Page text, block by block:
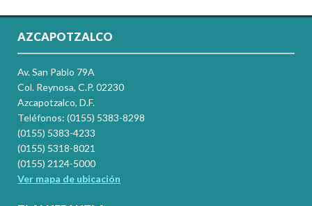
AZCAPOTZALCO
Av. San Pablo 79A
Col. Reynosa, C.P. 02230
Azcapotzalco, D.F.
Teléfonos: (0155) 5383-8298
(0155) 5383-4233
(0155) 5318-8021
(0155) 2124-5000
Ver mapa de ubicación